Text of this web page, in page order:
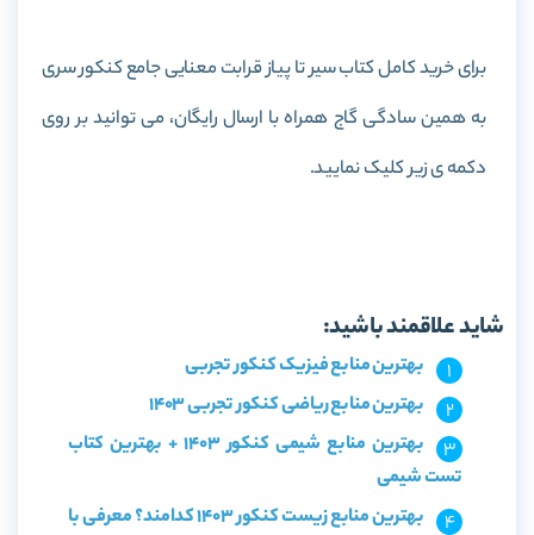
برای خرید کامل کتابسیر تا پیاز قرابت معنایی جامع کنکور سری
به همین سادگی گاج همراه با ارسال رایگان، می توانید بر روی
دکمه ی زیر کلیک نمایید.
شاید علاقمند باشید:
بهترین منابع فیزیک کنکور تجربی
بهترین منابع ریاضی کنکور تجربی 1403
بهترین منابع شیمی کنکور 1403 + بهترین کتاب
تست شیمی
بهترین منابع زیست کنکور 1403 کدامند؟ معرفی با